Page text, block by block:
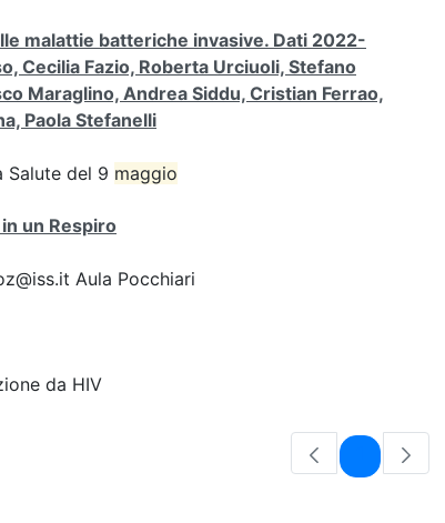
malattie batteriche invasive. Dati 2022-
Cecilia Fazio, Roberta Urciuoli, Stefano
Maraglino, Andrea Siddu, Cristian Ferrao,
Paola Stefanelli
Salute del 9 maggio
in un Respiro
Aula Pocchiari
da HIV
Pagina